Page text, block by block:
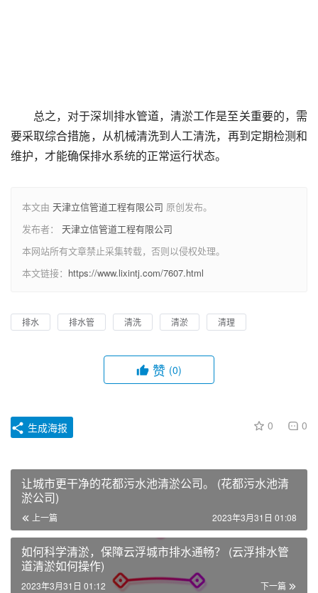
总之，对于深圳排水管道，清淤工作是至关重要的，需
要采取综合措施，从机械清洗到人工清洗，再到定期检测和
维护，才能确保排水系统的正常运行状态。
本文由 天津立信管道工程有限公司 原创发布。
发布者： 天津立信管道工程有限公司
本网站所有文章禁止采集转载，否则以侵权处理。
本文链接： https://www.lixintj.com/7607.html
排水 排水管 清洗 清淤 清理
赞 (0)
0 0
生成海报
让城市更干净的花都污水池清淤公司。 (花都污水池清
淤公司)
上一篇 2023年3月31日 01:08
如何科学清淤，保障云浮城市排水通畅？ (云浮排水管
道清淤如何操作)
下一篇
2023年3月31日 01:12